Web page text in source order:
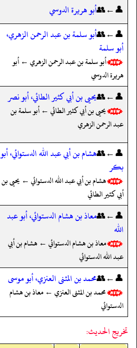
👤←👥أبو هريرة الدوسي
👤←👥أبو سلمة بن عبد الرحمن الزهري،
أبو سلمة
أبو سلمة بن عبد الرحمن الزهري ← أبو
هريرة الدوسي
👤←👥يحيى بن أبي كثير الطائي، أبو نصر
يحيى بن أبي كثير الطائي ← أبو سلمة بن
عبد الرحمن الزهري
👤←👥هشام بن أبي عبد الله الدستوائي، أبو
بكر
هشام بن أبي عبد الله الدستوائي ← يحيى بن
أبي كثير الطائي
👤←👥معاذ بن هشام الدستوائي، أبو عبد
الله
معاذ بن هشام الدستوائي ← هشام بن أبي
عبد الله الدستوائي
👤←👥محمد بن المثنى العنزي، أبو موسى
محمد بن المثنى العنزي ← معاذ بن هشام
الدستوائي
تخريج الحديث: